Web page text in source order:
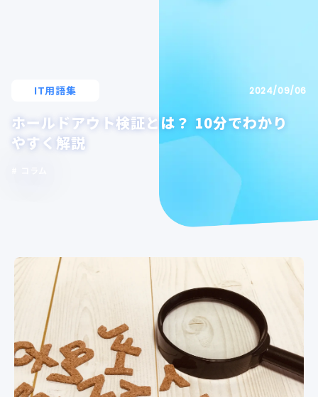
IT用語集 2024/09/06
ホールドアウト検証とは？ 10分でわかり
やすく解説